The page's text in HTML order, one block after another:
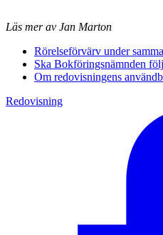
Läs mer av Jan Marton
Rörelseförvärv under
Ska Bokföringsnämnden
Om redovisningens
Redovisning